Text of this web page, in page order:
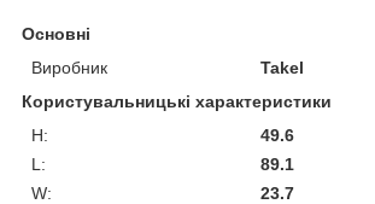
Основні
Виробник
Takel
Користувальницькі характеристики
H:
49.6
L:
89.1
W:
23.7